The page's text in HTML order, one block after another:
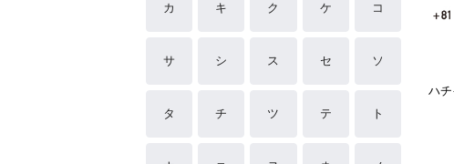
カ キ ク ケ コ
サ シ ス セ ソ
タ チ ツ テ ト
ハ